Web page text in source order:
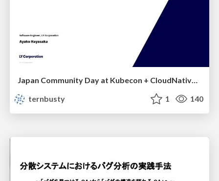
Japan Community Day at Kubecon + CloudNativeCon Japan 2026: Learning Container Privilege Control by Building My Own Low-Level Container Runtime
ternbusty
1 140